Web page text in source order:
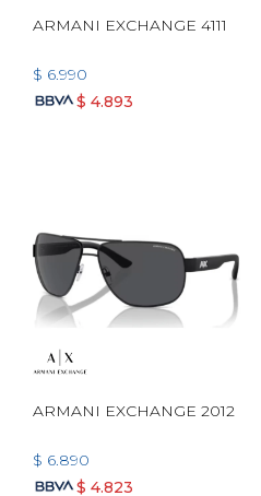
ARMANI EXCHANGE 4111
$ 6.990
$ 4.893
ARMANI EXCHANGE 2012
$ 6.890
$ 4.823